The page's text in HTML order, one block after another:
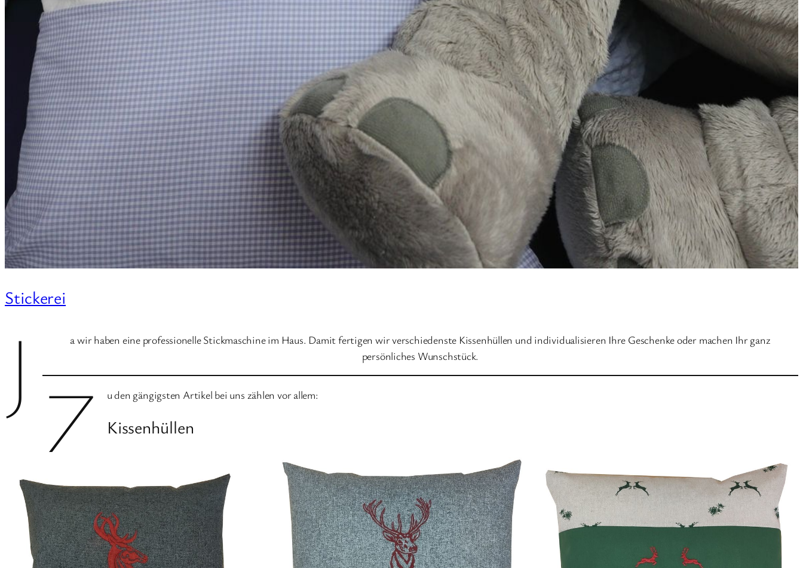
Stickerei
J
a wir haben eine professionelle Stickmaschine im Haus. Damit fertigen wir verschiedenste Kissenhüllen und individualisieren Ihre Geschenke oder machen Ihr ganz
persönliches Wunschstück.
Z u den gängigsten Artikel bei uns zählen vor allem:
Kissenhüllen